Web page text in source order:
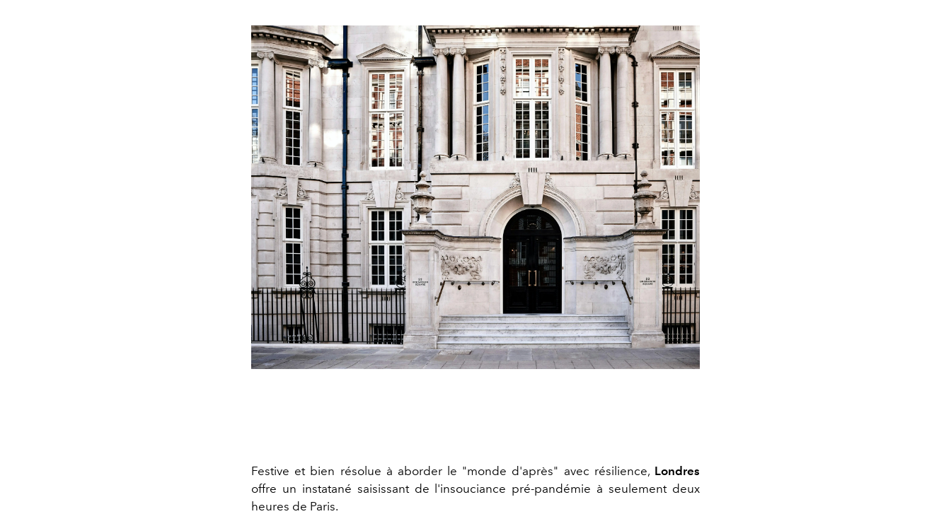
Festive et bien résolue à aborder le "monde d'après" avec résilience, Londres
offre un instatané saisissant de l'insouciance pré-pandémie à seulement deux
heures de Paris.